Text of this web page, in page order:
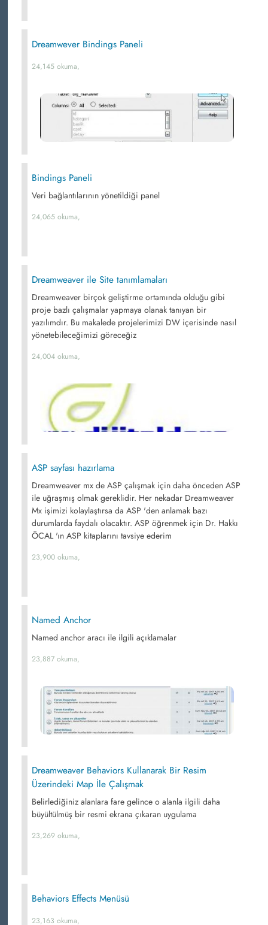
Dreamwever Bindings Paneli
24,145 okuma,
Bindings Paneli
Veri bağlantılarının yönetildiği panel
24,065 okuma,
Dreamweaver ile Site tanımlamaları
Dreamweaver birçok geliştirme ortamında olduğu gibi
proje bazlı çalışmalar yapmaya olanak tanıyan bir
yazılımdır. Bu makalede projelerimizi DW içerisinde nasıl
yönetebileceğimizi göreceğiz
24,004 okuma,
ASP sayfası hazırlama
Dreamweaver mx de ASP çalışmak için daha önceden ASP
ile uğraşmış olmak gereklidir. Her nekadar Dreamweaver
Mx işimizi kolaylaştırsa da ASP 'den anlamak bazı
durumlarda faydalı olacaktır. ASP öğrenmek için Dr. Hakkı
ÖCAL 'ın ASP kitaplarını tavsiye ederim
23,900 okuma,
Named Anchor
Named anchor aracı ile ilgili açıklamalar
23,887 okuma,
Dreamweaver Behaviors Kullanarak Bir Resim
Üzerindeki Map İle Çalışmak
Belirlediğiniz alanlara fare gelince o alanla ilgili daha
büyültülmüş bir resmi ekrana çıkaran uygulama
23,269 okuma,
Behaviors Effects Menüsü
23,163 okuma,